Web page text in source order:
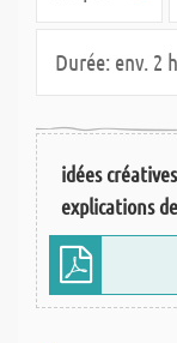
Durée: env. 2
idées
explications